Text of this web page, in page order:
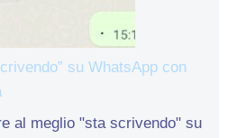
su WhatsApp con
al meglio "sta scrivendo" su